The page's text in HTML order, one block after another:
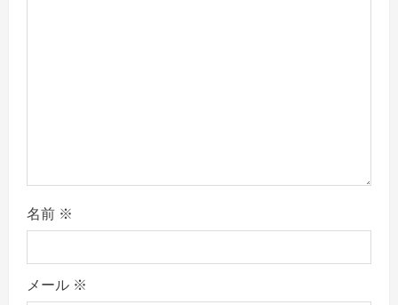
名前 ※
メール ※